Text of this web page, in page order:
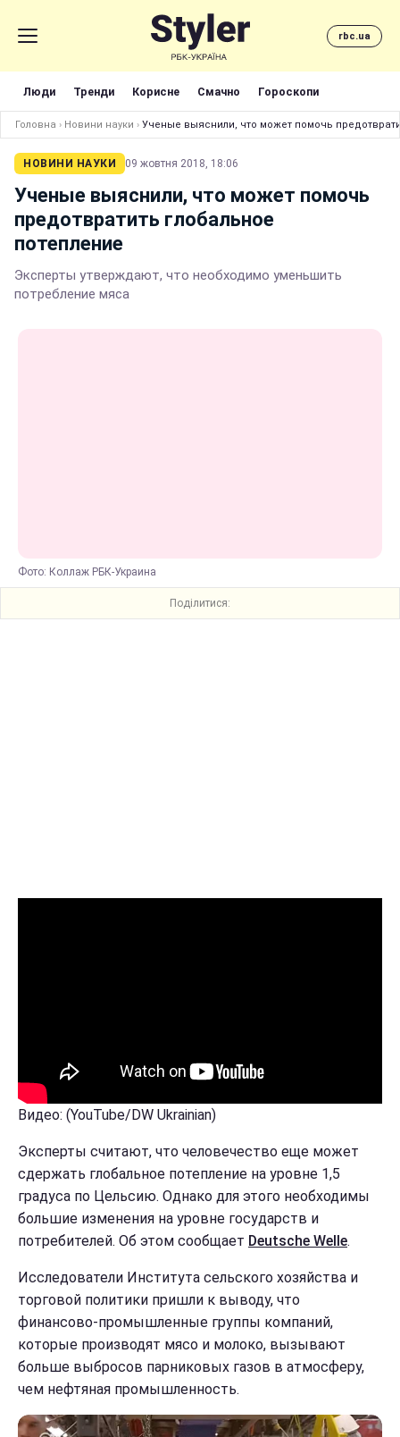
rbc.ua
Люди Тренди Корисне Смачно Гороскопи
Головна › Новини науки › Ученые выяснили, что может помочь
НОВИНИ НАУКИ 09 жовтня 2018, 18:06
Ученые выяснили, что может помочь
предотвратить глобальное
потепление
Эксперты утверждают, что необходимо уменьшить
потребление мяса
Фото: Коллаж РБК-Украина
Поділитися:
Видео: (YouTube/DW Ukrainian)
Эксперты считают, что человечество еще может
сдержать глобальное потепление на уровне 1,5
градуса по Цельсию. Однако для этого необходимы
большие изменения на уровне государств и
потребителей. Об этом сообщает Deutsche Welle.
Исследователи Института сельского хозяйства и
торговой политики пришли к выводу, что
финансово-промышленные группы компаний,
которые производят мясо и молоко, вызывают
больше выбросов парниковых газов в атмосферу,
чем нефтяная промышленность.